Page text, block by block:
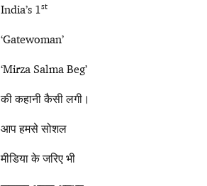
India’s 1st
‘Gatewoman’
‘Mirza Salma Beg’
की कहानी कैसी लगी।
आप हमसे सोशल
मीडिया के जरिए भी